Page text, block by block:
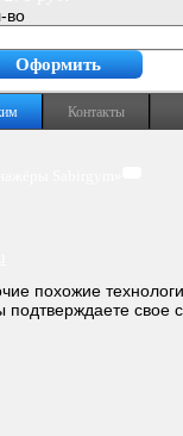
во
Оформить
покупку
Контакты
похожие
свое